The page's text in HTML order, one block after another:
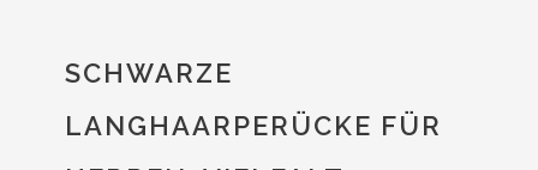
SCHWARZE
LANGHAARPERÜCKE FÜR